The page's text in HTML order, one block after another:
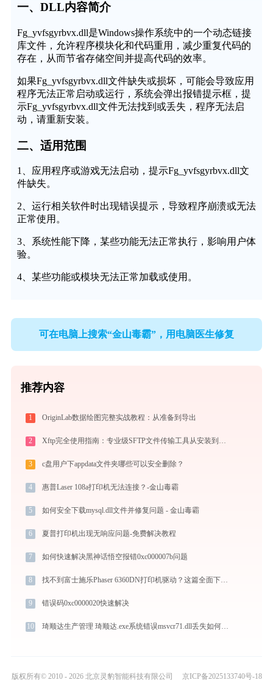
一、DLL内容简介
Fg_yvfsgyrbvx.dll是Windows操作系统中的一个动态链接
库文件，允许程序模块化和代码重用，减少重复代码的
存在，从而节省存储空间并提高代码的效率。
如果Fg_yvfsgyrbvx.dll文件缺失或损坏，可能会导致应用
程序无法正常启动或运行，系统会弹出报错提示框，提
示Fg_yvfsgyrbvx.dll文件无法找到或丢失，程序无法启
动，请重新安装。
二、适用范围
1、应用程序或游戏无法启动，提示Fg_yvfsgyrbvx.dll文
件缺失。
2、运行相关软件时出现错误提示，导致程序崩溃或无法
正常使用。
3、系统性能下降，某些功能无法正常执行，影响用户体
验。
4、某些功能或模块无法正常加载或使用。
可在电脑上搜索“金山毒霸”，用电脑医生修复
推荐内容
1 OriginLab数据绘图完整实战教程：从准备到导出
2 Xftp完全使用指南：专业级SFTP文件传输工具从安装到精通（2026最新）
3 c盘用户下appdata文件夹哪些可以安全删除？
4 惠普Laser 108a打印机无法连接？-金山毒霸
5 如何安全下载mysql.dll文件并修复问题 - 金山毒霸
6 夏普打印机出现无响应问题-免费解决教程
7 如何快速解决黑神话悟空报错0xc000007b问题
8 找不到富士施乐Phaser 6360DN打印机驱动？这篇全面下载安装指南帮到你
9 错误码0xc0000020快速解决
10 琦顺达生产管理 琦顺达.exe系统错误msvcr71.dll丢失如何解决
版权所有© 2010 - 2026 北京灵豹智能科技有限公司 京ICP备2025133740号-18